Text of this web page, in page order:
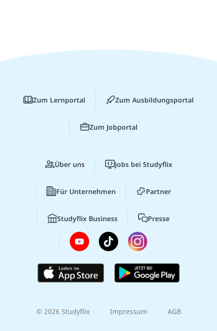
Zum Lernportal Zum Ausbildungsportal
Zum Jobportal
Über uns Jobs bei Studyflix
Für Unternehmen Partner
Studyflix Business Presse
© 2026 Studyflix Impressum AGB